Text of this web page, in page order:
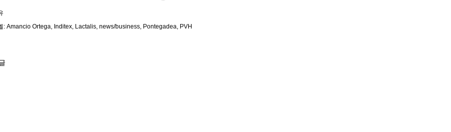
: Amancio Ortega Inditex Lactalis news/business Pontegadea PVH